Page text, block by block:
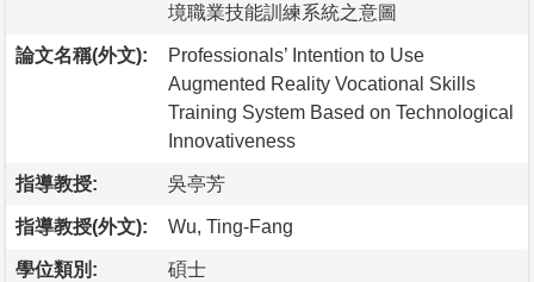
境職業技能訓練系統之意圖
論文名稱(外文):
Professionals’ Intention to Use
Augmented Reality Vocational Skills
Training System Based on Technological
Innovativeness
指導教授: 吳亭芳
指導教授(外文): Wu, Ting-Fang
學位類別: 碩士